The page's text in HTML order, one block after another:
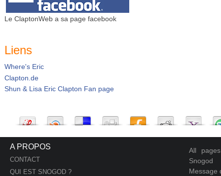
Le ClaptonWeb a sa page facebook
Liens
Where's Eric
Clapton.de
Shun & Lisa Eric Clapton Fan page
A PROPOS
CONTACT
QUI EST SNOGOD ?
All
Snogod
Message